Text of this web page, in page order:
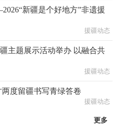
新疆是个好地方”非遗援
援疆动态
主题展示活动举办 以融合共
援疆动态
度留疆书写青绿答卷
援疆动态
更多